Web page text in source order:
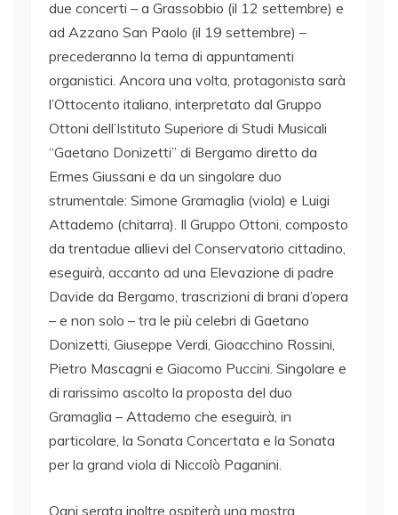
due concerti – a Grassobbio (il 12 settembre) e
ad Azzano San Paolo (il 19 settembre) –
precederanno la terna di appuntamenti
organistici. Ancora una volta, protagonista sarà
l’Ottocento italiano, interpretato dal Gruppo
Ottoni dell’Istituto Superiore di Studi Musicali
“Gaetano Donizetti” di Bergamo diretto da
Ermes Giussani e da un singolare duo
strumentale: Simone Gramaglia (viola) e Luigi
Attademo (chitarra). Il Gruppo Ottoni, composto
da trentadue allievi del Conservatorio cittadino,
eseguirà, accanto ad una Elevazione di padre
Davide da Bergamo, trascrizioni di brani d’opera
– e non solo – tra le più celebri di Gaetano
Donizetti, Giuseppe Verdi, Gioacchino Rossini,
Pietro Mascagni e Giacomo Puccini. Singolare e
di rarissimo ascolto la proposta del duo
Gramaglia – Attademo che eseguirà, in
particolare, la Sonata Concertata e la Sonata
per la grand viola di Niccolò Paganini.
Ogni serata inoltre ospiterà una mostra